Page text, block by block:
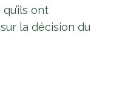
ont
la décision du